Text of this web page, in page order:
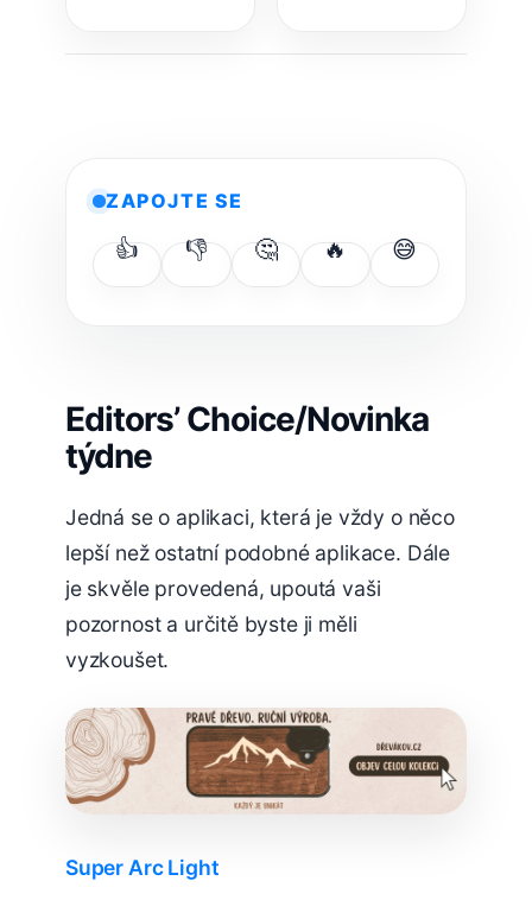
ZAPOJTE SE
👍 👎 🤔 🔥 😅
Editors’ Choice/Novinka
týdne
Jedná se o aplikaci, která je vždy o něco
lepší než ostatní podobné aplikace. Dále
je skvěle provedená, upoutá vaši
pozornost a určitě byste ji měli
vyzkoušet.
Super Arc Light